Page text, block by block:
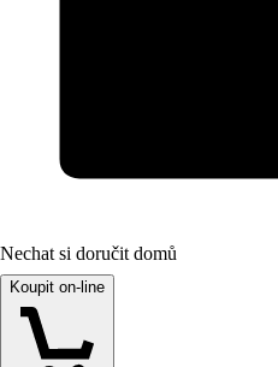
Nechat si doručit domů
Koupit on-line